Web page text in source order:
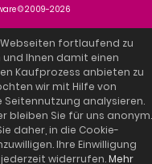
© 2009-2026
Webseiten fortlaufend zu
Ihnen damit einen
Kaufprozess anbieten zu
wir mit Hilfe von
Seitennutzung analysieren.
bleiben Sie für uns anonym.
daher, in die Cookie-
Ihre Einwilligung
jederzeit widerrufen.Mehr